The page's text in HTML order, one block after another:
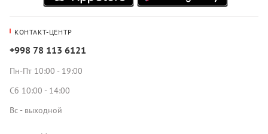
КОНТАКТ-ЦЕНТР
+998 78 113 6121
Пн-Пт 10:00 - 19:00
Сб 10:00 - 14:00
Вс - выходной